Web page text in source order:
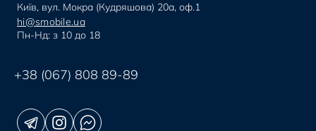
Київ, вул. Мокра (Кудряшова) 20а, оф.1
hi@smobile.ua
Пн-Нд: з 10 до 18
+38 (067) 808 89-89